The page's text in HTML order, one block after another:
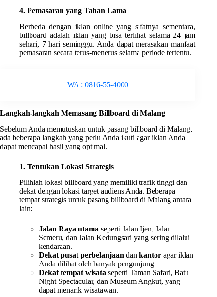
4. Pemasaran yang Tahan Lama
Berbeda dengan iklan online yang sifatnya sementara,
billboard adalah iklan yang bisa terlihat selama 24 jam
sehari, 7 hari seminggu. Anda dapat merasakan manfaat
pemasaran secara terus-menerus selama periode tertentu.
WA : 0816-55-4000
Langkah-langkah Memasang Billboard di Malang
Sebelum Anda memutuskan untuk pasang billboard di Malang,
ada beberapa langkah yang perlu Anda ikuti agar iklan Anda
dapat mencapai hasil yang optimal.
1. Tentukan Lokasi Strategis
Pilihlah lokasi billboard yang memiliki trafik tinggi dan
dekat dengan lokasi target audiens Anda. Beberapa
tempat strategis untuk pasang billboard di Malang antara
lain:
Jalan Raya utama seperti Jalan Ijen, Jalan
Semeru, dan Jalan Kedungsari yang sering dilalui
kendaraan.
Dekat pusat perbelanjaan dan kantor agar iklan
Anda dilihat oleh banyak pengunjung.
Dekat tempat wisata seperti Taman Safari, Batu
Night Spectacular, dan Museum Angkut, yang
dapat menarik wisatawan.